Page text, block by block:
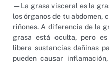
—La grasa visceral es la
los órganos de tu abdomen,
riñones. A diferencia de la
grasa está oculta, pero
libera sustancias dañinas
pueden causar